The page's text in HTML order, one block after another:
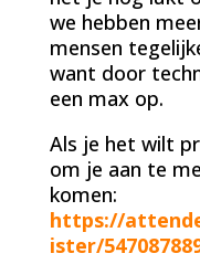
we hebben
mensen
want door
een max op.
Als je het wilt
om je aan te
komen:
https://
ister/